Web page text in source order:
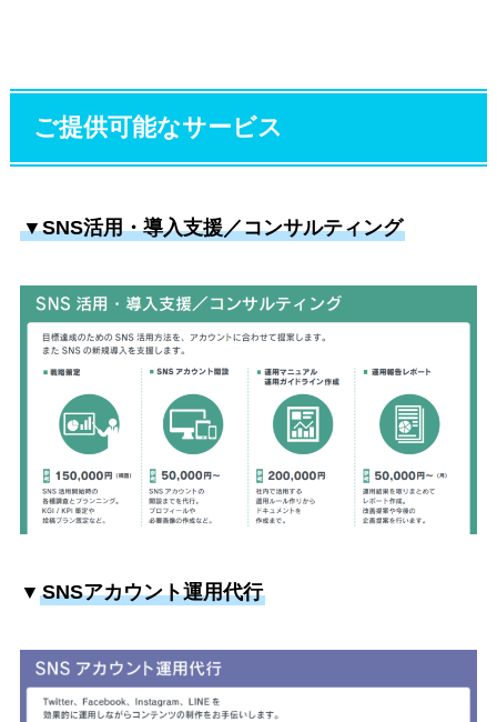
ご提供可能なサービス
▼SNS活用・導入支援／コンサルティング
▼ SNSアカウント運用代行